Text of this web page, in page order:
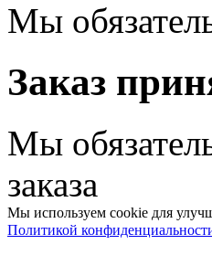
Мы
Заказ
Мы
заказа
Мы используем cookie для
Политикой